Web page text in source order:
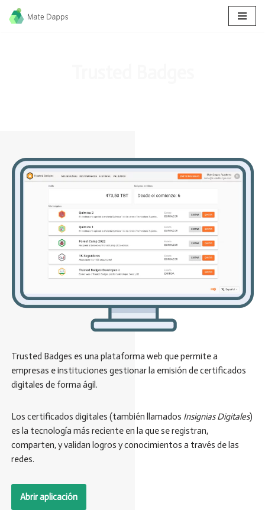
Trusted Badges es una plataforma web que permite a
empresas e instituciones gestionar la emisión de certificados
digitales de forma ágil.
Los certificados digitales (también llamados Insignias Digitales)
es la tecnología más reciente en la que se registran,
comparten, y validan logros y conocimientos a través de las
redes.
Abrir aplicación